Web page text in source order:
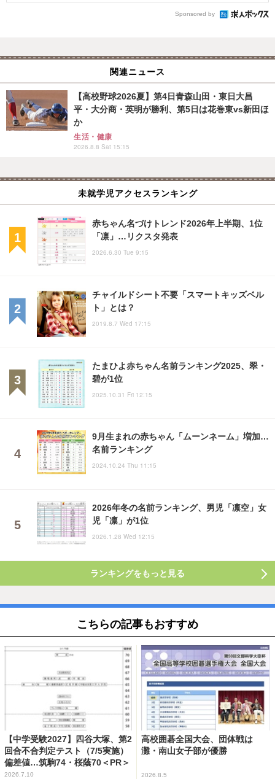
Sponsored by
関連ニュース
【高校野球2026夏】第4日青森山田・東日大昌
平・大分商・英明が勝利、第5日は花巻東vs新田ほ
か
生活・健康
2026.8.8 Sat 15:15
未就学児アクセスランキング
赤ちゃん名づけトレンド2026年上半期、1位
「凛」…リクスタ発表
2026.6.30 Tue 9:15
チャイルドシート不要「スマートキッズベル
ト」とは？
2019.8.7 Wed 17:15
たまひよ赤ちゃん名前ランキング2025、翠・
碧が1位
2025.10.31 Fri 12:15
9月生まれの赤ちゃん「ムーンネーム」増加…
名前ランキング
2024.10.24 Thu 11:15
2026年冬の名前ランキング、男児「凛空」女
児「凛」が1位
2026.1.28 Wed 12:15
ランキングをもっと見る
こちらの記事もおすすめ
【中学受験2027】四谷大塚、第2
回合不合判定テスト（7/5実施）
偏差値…筑駒74・桜蔭70＜PR＞
2026.7.10
高校囲碁全国大会、団体戦は
灘・南山女子部が優勝
2026.8.5